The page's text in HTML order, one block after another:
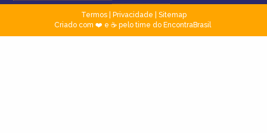
Termos| Privacidade
Sitemap
Criado com ❤️ e ☕ pelo time do EncontraBrasil